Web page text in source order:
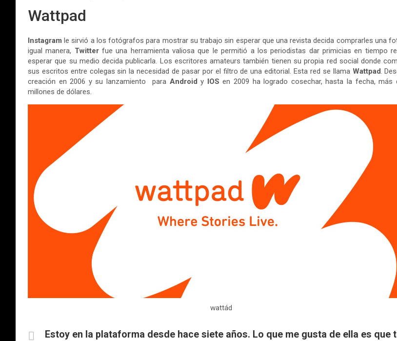
Wattpad
Instagram le sirvió a los fotógrafos para mostrar su trabajo sin esperar que una revista decida comprarles una
igual manera, Twitterfue una herramienta valiosa que le permitió a los periodistas dar primicias en tiempo
esperar que su medio decida publicarla. Los escritores amateurs también tienen su propia red social donde
sus escritos entre colegas sin la necesidad de pasar por el filtro de una editorial. Esta red se llama Wattpad.
creación en 2006 y su lanzamiento para Android y IOS en 2009 ha logrado cosechar, hasta la fecha, más
millones de dólares.
wattád
Estoy en la plataforma desde hace siete años. Lo que me gusta de ella es que